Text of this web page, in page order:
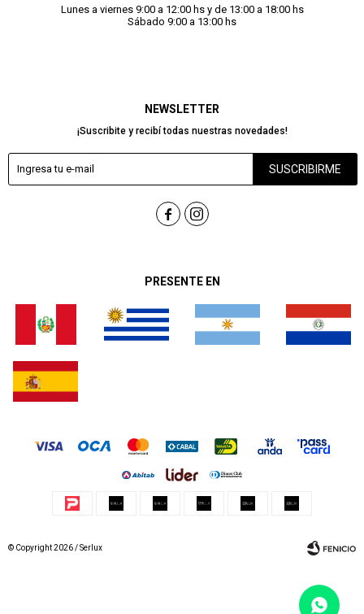
PRESENTE EN
NEWSLETTER
¡Suscribite y recibí todas nuestras novedades!
SUSCRIBIRME
 
Lunes a viernes 9:00 a 12:00 hs y de 13:00 a 18:00 hs
Sábado 9:00 a 13:00 hs
© Copyright 2026 / Serlux